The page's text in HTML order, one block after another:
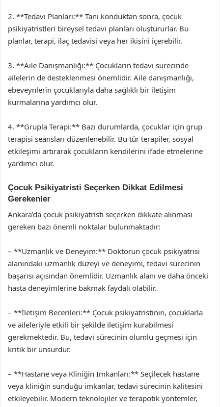
2. **Tedavi Planları:** Tanı konduktan sonra, çocuk
psikiyatristleri bireysel tedavi planları oluştururlar. Bu
planlar, terapi, ilaç tedavisi veya her ikisini içerebilir.
3. **Aile Danışmanlığı:** Çocukların tedavi sürecinde
ailelerin de desteklenmesi önemlidir. Aile danışmanlığı,
ebeveynlerin çocuklarıyla daha sağlıklı bir iletişim
kurmalarına yardımcı olur.
4. **Grupla Terapi:** Bazı durumlarda, çocuklar için grup
terapisi seansları düzenlenebilir. Bu tür terapiler, sosyal
etkileşimi artırarak çocukların kendilerini ifade etmelerine
yardımcı olur.
Çocuk Psikiyatristi Seçerken Dikkat Edilmesi
Gerekenler
Ankara’da çocuk psikiyatristi seçerken dikkate alınması
gereken bazı önemli noktalar bulunmaktadır:
– **Uzmanlık ve Deneyim:** Doktorun çocuk psikiyatrisi
alanındaki uzmanlık düzeyi ve deneyimi, tedavi sürecinin
başarısı açısından önemlidir. Uzmanlık alanı ve daha önceki
hasta deneyimlerine bakmak faydalı olabilir.
– **İletişim Becerileri:** Çocuk psikiyatristinin, çocuklarla
ve aileleriyle etkili bir şekilde iletişim kurabilmesi
gerekmektedir. Bu, tedavi sürecinin olumlu geçmesi için
kritik bir unsurdur.
– **Hastane veya Kliniğin İmkanları:** Seçilecek hastane
veya kliniğin sunduğu imkanlar, tedavi sürecinin kalitesini
etkileyebilir. Modern teknolojiler ve terapötik yöntemler,